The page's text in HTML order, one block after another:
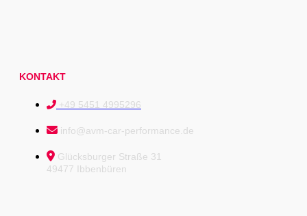
KONTAKT
+49 5451 4995296
info@avm-car-performance.de
Glücksburger Straße 31
49477 Ibbenbüren